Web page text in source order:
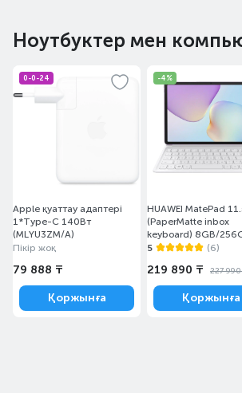
Ноутбуктер мен
0-0-24
Apple қуаттау адаптері
1*Type-C 140Вт
(MLYU3ZM/A)
Пікір жоқ
79 888 ₸
Қоржынға
-4%
HUAWEI MatePad
(PaperMatte inbox
keyboard) 8GB/
Violet Taoxingzhi-
5 (6)
219 890 ₸ 227
Қоржынға